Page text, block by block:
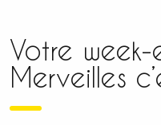
Votre
Merveilles